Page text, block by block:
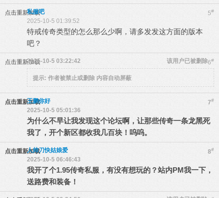
点击重新加载 5#
私服吧
2025-10-5 01:39:52
特戒传奇类型的怎么那么少啊，请多发发这方面的版本
吧？
点击重新加载 6#
该用户已被删除
2025-10-5 03:22:42
提示: 作者被禁止或删除 内容自动屏蔽
点击重新加载 7#
王鹏你好
2025-10-5 05:01:36
为什么不早让我发现这个论坛啊，让那些传奇一条龙黑死
我了，开个新区都收我几百块！呜呜。
点击重新加载 8#
人帅刀快姑娘爱
2025-10-5 06:46:43
我开了个1.95传奇私服，有没有想玩的？站内PM我一下，
送路费和装备！